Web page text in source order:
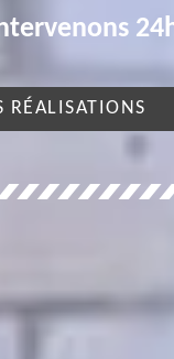
RÉALISATIONS